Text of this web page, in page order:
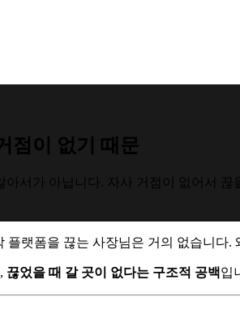
점이 없기 때문
서가 아닙니다. 자사 거점이 없어서
랫폼을 끊는 사장님은 거의 없습니다.
끊었을 때 갈 곳이 없다는 구조적 공백입